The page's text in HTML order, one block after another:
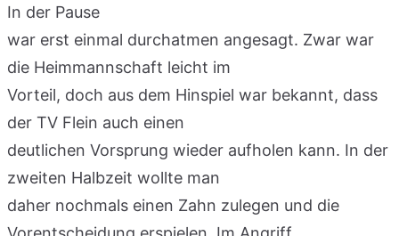
In der Pause
war erst einmal durchatmen angesagt. Zwar war
die Heimmannschaft leicht im
Vorteil, doch aus dem Hinspiel war bekannt, dass
der TV Flein auch einen
deutlichen Vorsprung wieder aufholen kann. In der
zweiten Halbzeit wollte man
daher nochmals einen Zahn zulegen und die